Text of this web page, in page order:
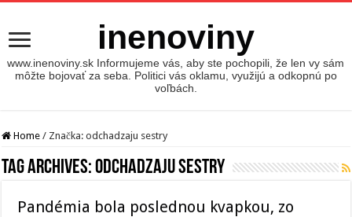
inenoviny
www.inenoviny.sk Informujeme vás, aby ste pochopili, že len vy sám
môžte bojovať za seba. Politici vás oklamu, využijú a odkopnú po
voľbách.
Home / Značka:odchadzaju sestry
Tag Archives:odchadzaju sestry
Pandémia bola poslednou kvapkou, zo